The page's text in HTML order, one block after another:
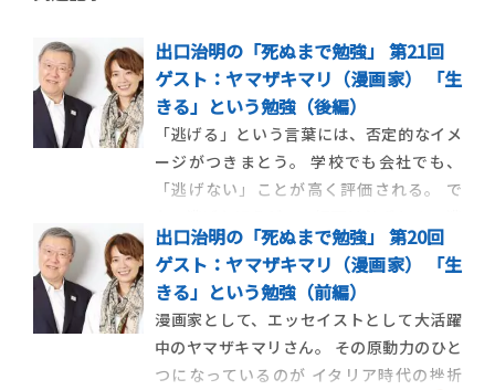
出口治明の「死ぬまで勉強」 第21回
ゲスト：ヤマザキマリ（漫画家） 「生
きる」という勉強（後編）
「逃げる」という言葉には、否定的なイメ
ージがつきまとう。 学校でも会社でも、
「逃げない」ことが高く評価される。 で
げないで心身を壊してしまったら、元も子
もない。 人生のプロ2人が語る、「逃避のす
すめ」。 ［ヤマザキマリさんのプロフィー
ルはこちら］ ■ヤマザキ「 […]
出口治明の「死ぬまで勉強」 第20回
ゲスト：ヤマザキマリ（漫画家） 「生
きる」という勉強（前編）
漫画家として、エッセイストとして大活躍
中のヤマザキマリさん。 その原動力のひと
つになっているのが イタリア時代の挫折